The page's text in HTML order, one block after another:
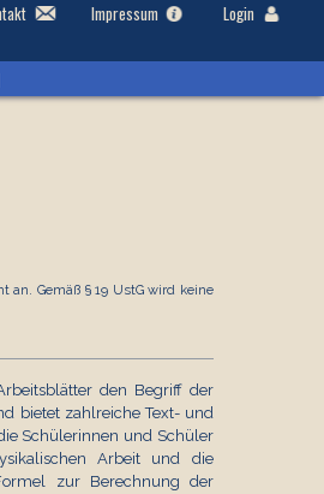
Impressum Login
an. Gemäß § 19 UstG wird keine
den Begriff der
bietet zahlreiche Text- und
Schülerinnen und Schüler
Arbeit und die
zur Berechnung der